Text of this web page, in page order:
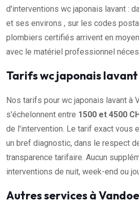
d'interventions wc japonais lavant :
et ses environs , sur les codes
plombiers certifiés arrivent en
avec le matériel professionnel
Tarifs wc japonais
Nos tarifs pour wc japonais lavant à
s'échelonnent entre 1500 et 4500
de l'intervention. Le tarif exact vous
un bref diagnostic, dans le respect
transparence tarifaire. Aucun
interventions de nuit, week-end ou
Autres services à